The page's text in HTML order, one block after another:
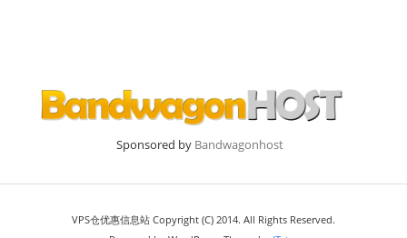
Sponsored by Bandwagonhost
VPS仓优惠信息站 Copyright (C) 2014. All Rights Reserved.